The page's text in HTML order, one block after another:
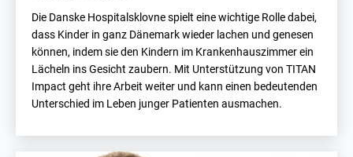
Die Danske Hospitalsklovne spielt eine wichtige Rolle dabei,
dass Kinder in ganz Dänemark wieder lachen und genesen
können, indem sie den Kindern im Krankenhauszimmer ein
Lächeln ins Gesicht zaubern. Mit Unterstützung von TITAN
Impact geht ihre Arbeit weiter und kann einen bedeutenden
Unterschied im Leben junger Patienten ausmachen.